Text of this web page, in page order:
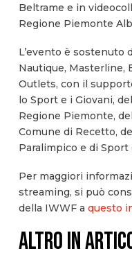
Beltrame e in
Regione Piemonte
L’evento è sostenuto
Nautique, Masterline,
Outlets, con il
lo Sport e i Giovani,
Regione Piemonte,
Comune di Recetto,
Paralimpico e di Sport
Per maggiori
streaming, si può
della IWWF a questo
ALTRO IN